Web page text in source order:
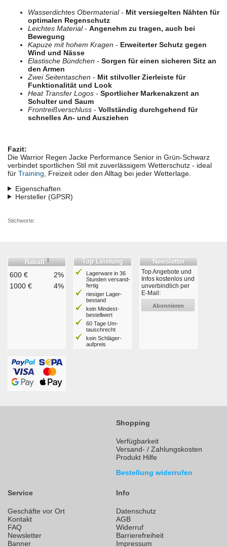
Wasserdichtes Obermaterial- Mit versiegelten Nähten für
optimalen Regenschutz
Leichtes Material- Angenehm zu tragen, auch bei
Bewegung
Kapuze mit hohem Kragen - Erweiterter Schutz gegen
Wind und Nässe
Elastische Bündchen - Sorgen für einen sicheren Sitz an
den Armen
Zwei Seitentaschen - Mit stilvoller Zierleiste für
Funktionalität und Look
Heat Transfer Logos - Sportlicher Markenakzent an
Schulter und Saum
Frontreißverschluss - Vollständig durchgehend für
schnelles An- und Ausziehen
Fazit:
Die Warrior Regen Jacke Performance Senior in Grün-Schwarz
verbindet sportlichen Stil mit zuverlässigem Wetterschutz - ideal
für Training , Freizeit oder den Alltag bei jeder Wetterlage.
Eigenschaften
Hersteller (GPSR)
Stichworte:
Rabatt 1
600 €
2%
1000 €
4%
Top Leistung
Lagerware in 36
Stunden ver­sand­
fertig
riesiger Lager­
bestand
kein Mindest­
bestell­wert
60 Tage Um­
tausch­recht
kein Schläger­
aufpreis
Newsletter
Top Angebote und
Infos kostenlos und
unverbindlich per
E-Mail:
Abonnieren
Shopping
Verfügbarkeit
Versand- / Zahlungskosten
Produkt Hilfe
Bestellung widerrufen
Service
Geschäfte vor Ort
Kontakt
FAQ
Newsletter
Banner
Info
Datenschutz
AGB
Widerruf
Barrierefreiheit
Impressum